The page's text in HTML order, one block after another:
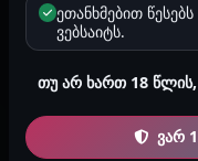
სხვა
297 პროფილი
მთავარი
ეთანხმებით
ვებსაიტს.
თუ არ ხართ 18
ვარ